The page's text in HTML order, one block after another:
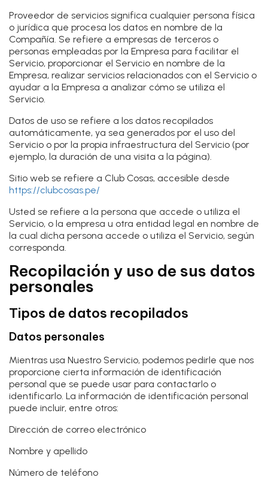
Proveedor de servicios significa cualquier persona física
o jurídica que procesa los datos en nombre de la
Compañía. Se refiere a empresas de terceros o
personas empleadas por la Empresa para facilitar el
Servicio, proporcionar el Servicio en nombre de la
Empresa, realizar servicios relacionados con el Servicio o
ayudar a la Empresa a analizar cómo se utiliza el
Servicio.
Datos de uso se refiere a los datos recopilados
automáticamente, ya sea generados por el uso del
Servicio o por la propia infraestructura del Servicio (por
ejemplo, la duración de una visita a la página).
Sitio web se refiere a Club Cosas, accesible desde
https://clubcosas.pe/
Usted se refiere a la persona que accede o utiliza el
Servicio, o la empresa u otra entidad legal en nombre de
la cual dicha persona accede o utiliza el Servicio, según
corresponda.
Recopilación y uso de sus datos
personales
Tipos de datos recopilados
Datos personales
Mientras usa Nuestro Servicio, podemos pedirle que nos
proporcione cierta información de identificación
personal que se puede usar para contactarlo o
identificarlo. La información de identificación personal
puede incluir, entre otros:
Dirección de correo electrónico
Nombre y apellido
Número de teléfono